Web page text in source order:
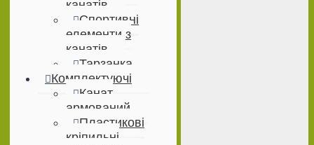
канатів
Спортивні
елементи з
канатів
Тарзанка
Комплектуючі
Канат
армований
Пластикові
кріпильні